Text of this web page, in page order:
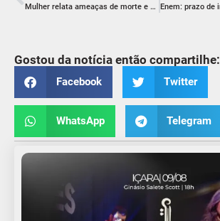
Mulher relata ameaças de morte e ofensas do filho durante ocorrência de violência doméstica
Gostou da notícia então compartilhe:
Facebook Twitter
WhatsApp Telegram